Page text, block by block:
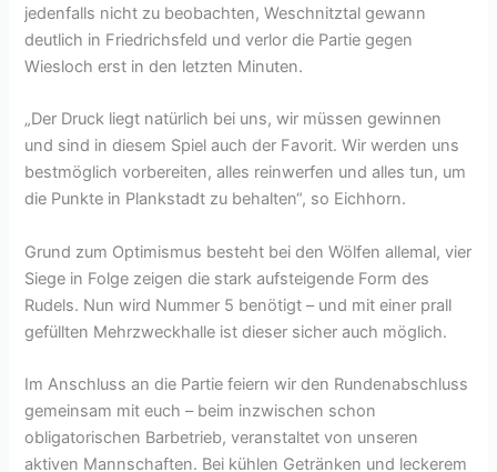
jedenfalls nicht zu beobachten, Weschnitztal gewann
deutlich in Friedrichsfeld und verlor die Partie gegen
Wiesloch erst in den letzten Minuten.
„Der Druck liegt natürlich bei uns, wir müssen gewinnen
und sind in diesem Spiel auch der Favorit. Wir werden uns
bestmöglich vorbereiten, alles reinwerfen und alles tun, um
die Punkte in Plankstadt zu behalten“, so Eichhorn.
Grund zum Optimismus besteht bei den Wölfen allemal, vier
Siege in Folge zeigen die stark aufsteigende Form des
Rudels. Nun wird Nummer 5 benötigt – und mit einer prall
gefüllten Mehrzweckhalle ist dieser sicher auch möglich.
Im Anschluss an die Partie feiern wir den Rundenabschluss
gemeinsam mit euch – beim inzwischen schon
obligatorischen Barbetrieb, veranstaltet von unseren
aktiven Mannschaften. Bei kühlen Getränken und leckerem